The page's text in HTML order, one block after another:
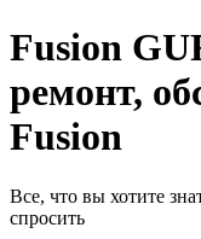
Fusion
ремонт,
Fusion
Все, что вы хотите
спросить